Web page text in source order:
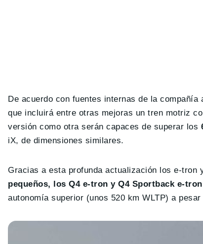
De acuerdo con fuentes internas de la
que incluirá entre otras mejoras un tren motriz
versión como otra serán capaces de superar los
iX, de dimensiones similares.
Gracias a esta profunda actualización los e-tron
pequeños, los Q4 e-tron y Q4 Sportback e-tron
autonomía superior (unos 520 km WLTP) a